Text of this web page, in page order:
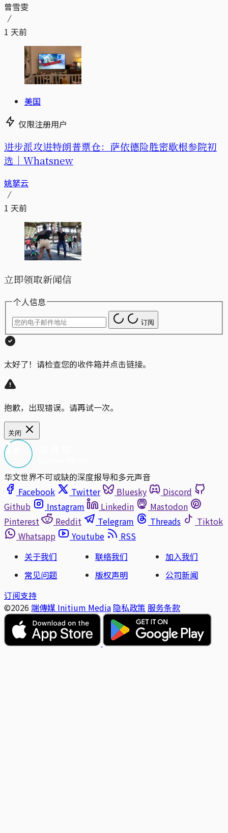
曾雪雯
1 天前
美国
仅限注册用户
进步派攻进特朗普票仓：萨依德险胜密歇根参院初
选｜Whatsnew
姚拏云
1 天前
立即领取新闻信
个人信息
订阅
太好了！请检查您的收件箱并点击链接。
抱歉，出现错误。请再试一次。
关闭
华文世界不可或缺的深度报导和多元声音
Facebook
Twitter Bluesky
Discord
Github
Instagram Linkedin
Mastodon
Pinterest
Reddit Telegram Threads
Tiktok
Whatsapp
Youtube
RSS
关于我们
联络我们
加入我们
常见问题
版权声明
公司新闻
订阅支持
©2026 端傳媒 Initium Media 隐私政策 服务条款